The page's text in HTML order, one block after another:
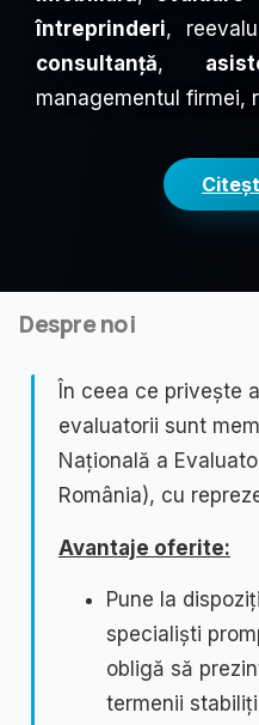
întreprinderi,
consultanță,
managementul firmei,
Despre noi
În ceea ce privește
evaluatorii sunt
Națională a
România), cu
Avantaje oferite:
Pune la
specialiști
obligă să
termenii